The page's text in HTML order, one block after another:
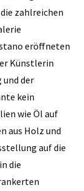
zahlreichen
eröffneten
Künstlerin
und der
kein
wie Öl auf
aus Holz und
auf die
die